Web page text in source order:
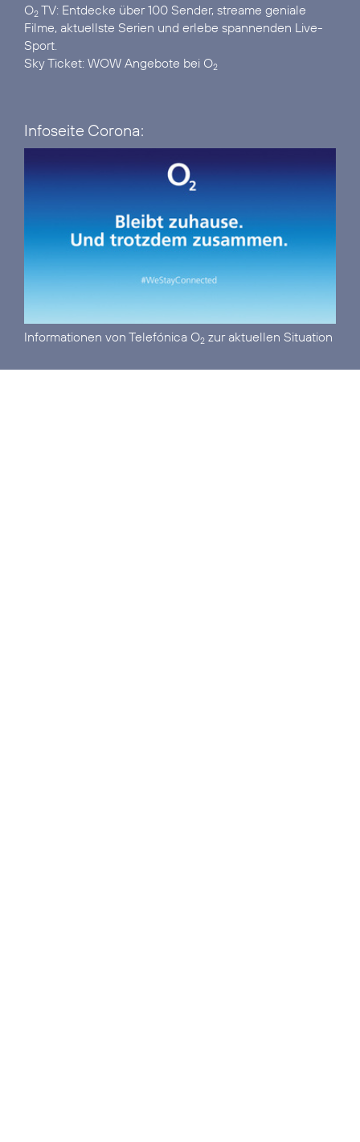
O2 TV: Entdecke über 100 Sender, streame geniale
Filme, aktuellste Serien und erlebe spannenden Live-
Sport.
Sky Ticket: WOW Angebote bei O2
Infoseite Corona:
Informationen von Telefónica O2 zur aktuellen Situation